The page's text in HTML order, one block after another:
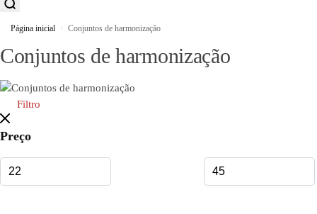
Página inicial / Conjuntos de harmonização
Conjuntos de harmonização
Filtro
Preço